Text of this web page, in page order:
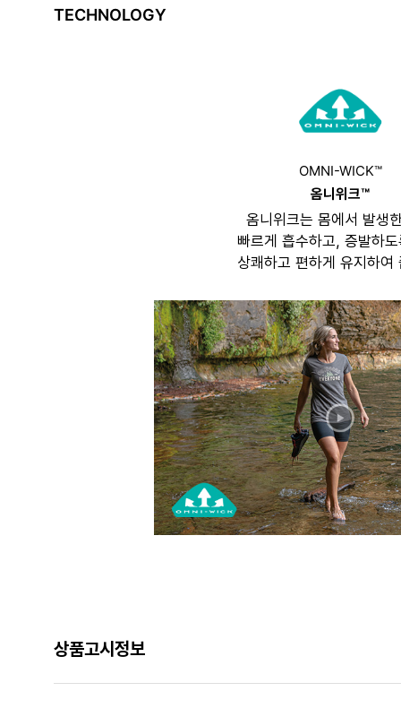
TECHNOLOGY
OMNI-WICK™
옴니위크™
옴니위크는 몸에서 발생
빠르게 흡수하고, 증발하
상쾌하고 편하게 유지하여
상품고시정보